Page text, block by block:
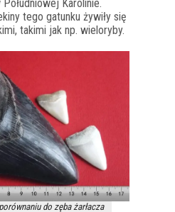
Karolinie.
tego gatunku żywiły się
takimi jak np. wieloryby.
do zęba żarłacza